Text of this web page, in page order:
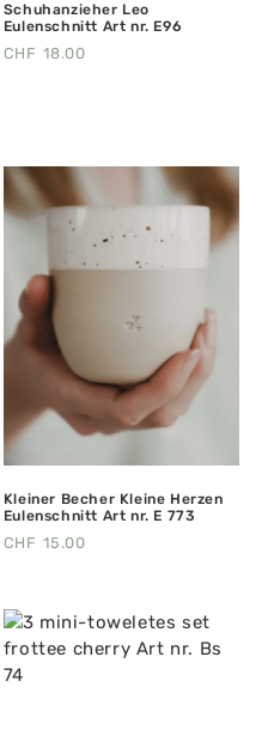
Schuhanzieher Leo
Eulenschnitt Art nr. E96
CHF 18.00
Kleiner Becher Kleine Herzen
Eulenschnitt Art nr. E 773
CHF 15.00